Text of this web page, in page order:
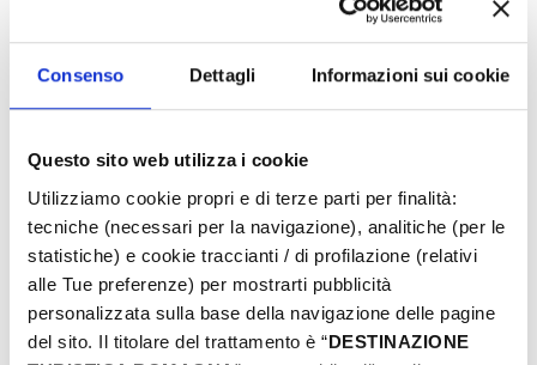
Consenso Dettagli Informazioni sui cookie
Questo sito web utilizza i cookie
Utilizziamo cookie propri e di terze parti per finalità:
tecniche (necessari per la navigazione), analitiche (per le
statistiche) e cookie traccianti / di profilazione (relativi
alle Tue preferenze) per mostrarti pubblicità
personalizzata sulla base della navigazione delle pagine
del sito. Il titolare del trattamento è “DESTINAZIONE
zur Kulisse, sondern zu einem echten
Protagonisten des Erlebnisses macht.
Montecopiolo wird so als ein Ziel beschrieben,
das mit Energie und Neugierde, zwischen
der Natur erlebt werden kann.
Ein neuer Bezugspunkt für alle, die eine andere
Art zu trainieren, das Hinterland der Romagna zu
erkunden und sich von ihm inspirieren zu lassen.
Für alle Outdoor-Aktivitäten, Ausflüge mit Guides
und Natur- und Wellness-Initiativen klicke hier: